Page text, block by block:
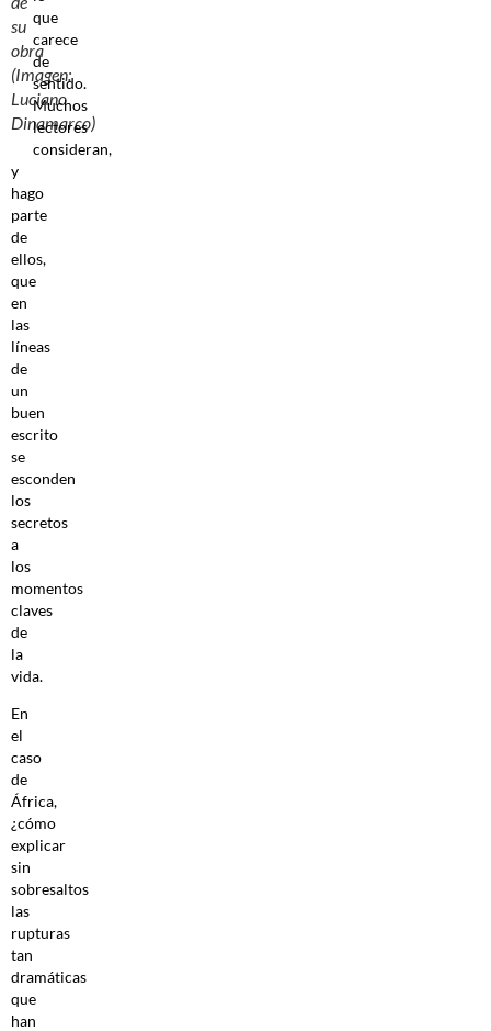
su
obra
(Imagen:
Luciano
Dinamarco)
que
carece
de
sentido.
Muchos
lectores
consideran,
y
hago
parte
de
ellos,
que
en
las
líneas
de
un
buen
escrito
se
esconden
los
secretos
a
los
momentos
claves
de
la
vida.
En
el
caso
de
África,
¿cómo
explicar
sin
sobresaltos
las
rupturas
tan
dramáticas
que
han